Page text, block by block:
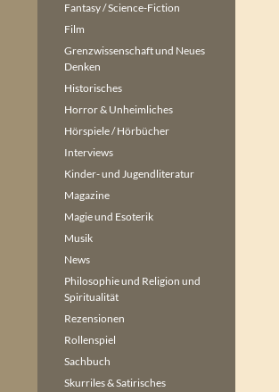
Fantasy / Science-Fiction
Film
Grenzwissenschaft und Neues
Denken
Historisches
Horror & Unheimliches
Hörspiele / Hörbücher
Interviews
Kinder- und Jugendliteratur
Magazine
Magie und Esoterik
Musik
News
Philosophie und Religion und
Spiritualität
Rezensionen
Rollenspiel
Sachbuch
Skurriles & Satirisches